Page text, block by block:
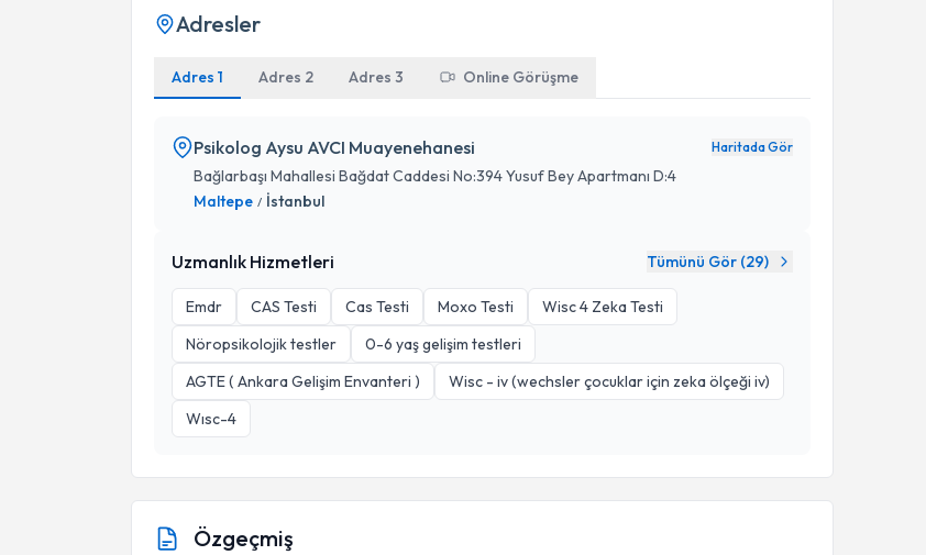
Adresler
Adres 1 Adres 2 Adres 3 Online Görüşme
Psikolog Aysu AVCI Muayenehanesi Haritada Gör
Bağlarbaşı Mahallesi Bağdat Caddesi No:394 Yusuf Bey Apartmanı D:4
Maltepe / İstanbul
Uzmanlık Hizmetleri Tümünü Gör (29)
Emdr CAS Testi Cas Testi Moxo Testi
Wisc 4 Zeka Testi
Nöropsikolojik testler
0-6 yaş gelişim testleri
AGTE ( Ankara Gelişim Envanteri )
Wisc - iv (wechsler çocuklar için zeka ölçeği iv)
Wısc-4
Özgeçmiş